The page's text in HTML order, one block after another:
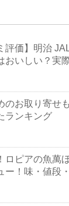
評価】明治
おいしい？実
のお取り寄せ
ランキング
ロピアの魚萬
ー！味・値段